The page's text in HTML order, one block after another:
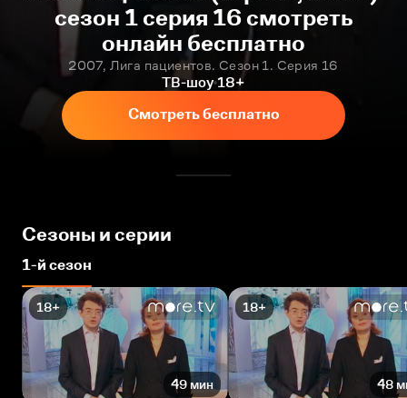
сезон 1 серия 16 смотреть
онлайн бесплатно
2007, Лига пациентов. Сезон 1. Серия 16
ТВ-шоу 18+
Смотреть бесплатно
Сезоны и серии
1-й сезон
18+
49 мин
18+
48